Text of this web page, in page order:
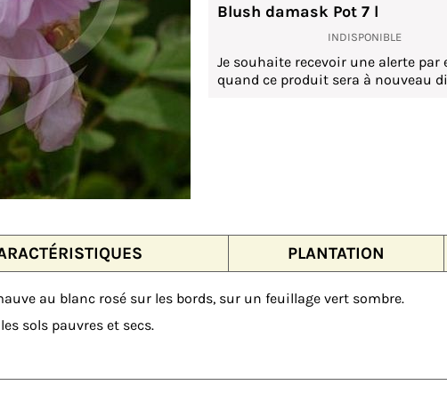
Blush damask Pot 7 l
INDISPONIBLE
Je souhaite recevoir une alerte par
quand ce produit sera à nouveau
PLANTATION
au blanc rosé sur les bords, sur un feuillage vert sombre.
sols pauvres et secs.